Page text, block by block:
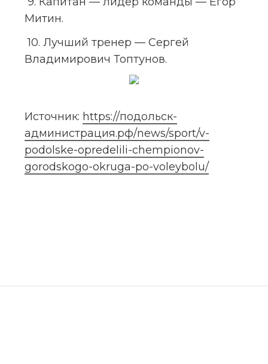
Митин.
10. Лучший тренер — Сергей
Владимирович Топтунов.
Источник: https://подольск-
администрация.рф/news/sport/v-
podolske-opredelili-chempionov-
gorodskogo-okruga-po-voleybolu/